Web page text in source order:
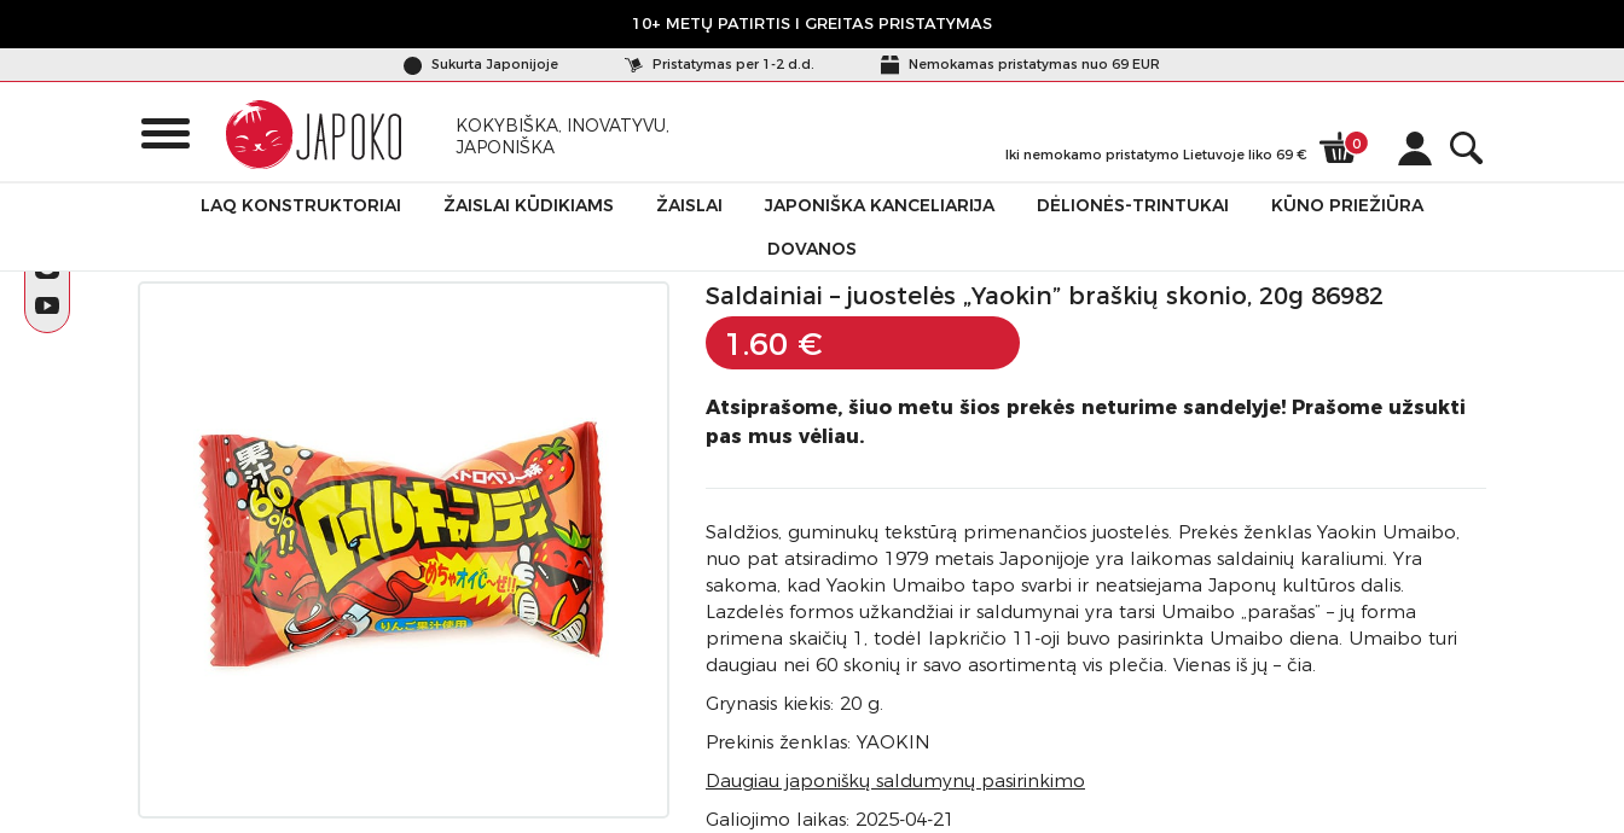
10+ METŲ PATIRTIS I GREITAS PRISTATYMAS
Sukurta Japonijoje Pristatymas per 1-2 d.d. Nemokamas pristatymas nuo 69 EUR
KOKYBIŠKA, INOVATYVU,
JAPONIŠKA
Iki nemokamo pristatymo Lietuvoje liko 69 €
0
LAQ KONSTRUKTORIAI ŽAISLAI KŪDIKIAMS ŽAISLAI JAPONIŠKA KANCELIARIJA DĖLIONĖS-TRINTUKAI
KŪNO PRIEŽIŪRA
DOVANOS
Saldainiai – juostelės „Yaokin” braškių skonio, 20g 86982
Saldainiai – juostelės „Yaokin” braškių skonio, 20g 86982
1.60 €
Atsiprašome, šiuo metu šios prekės neturime sandelyje! Prašome užsukti
pas mus vėliau.
Saldžios, guminukų tekstūrą primenančios juostelės. Prekės ženklas Yaokin Umaibo,
nuo pat atsiradimo 1979 metais Japonijoje yra laikomas saldainių karaliumi. Yra
sakoma, kad Yaokin Umaibo tapo svarbi ir neatsiejama Japonų kultūros dalis.
Lazdelės formos užkandžiai ir saldumynai yra tarsi Umaibo „parašas” – jų forma
primena skaičių 1, todėl lapkričio 11-oji buvo pasirinkta Umaibo diena. Umaibo turi
daugiau nei 60 skonių ir savo asortimentą vis plečia. Vienas iš jų – čia.
Grynasis kiekis: 20 g.
Prekinis ženklas: YAOKIN
Daugiau japoniškų saldumynų pasirinkimo
Galiojimo laikas: 2025-04-21